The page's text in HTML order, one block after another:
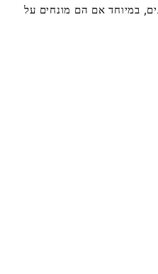
במיוחד אם הם מונחים על